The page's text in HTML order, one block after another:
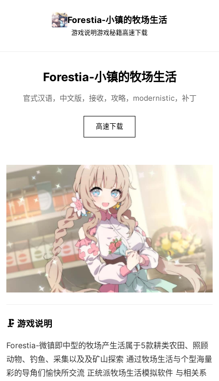
Forestia-小镇的牧场生活
游戏说明游戏秘籍高速下载
Forestia-小镇的牧场生活
官式汉语，中文版，接收，攻略，modernistic，补丁
高速下载
🗜️ 游戏说明
Forestia-微镇即中型的牧场产生活属于5款耕类农田、照顾
动物、钓鱼、采集以及及矿山探索 通过牧场生活与个型海量
彩的导角们愉快所交流 正统派牧场生活模拟软件 与相关系